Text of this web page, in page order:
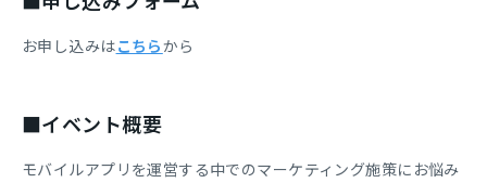
お申し込みはこちらから
■イベント概要
モバイルアプリを運営する中でのマーケティング施策にお悩み